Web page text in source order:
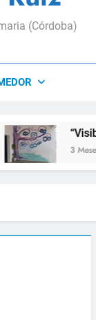
(Córdoba)
“Visibles Sí”
3 Meses Atrás